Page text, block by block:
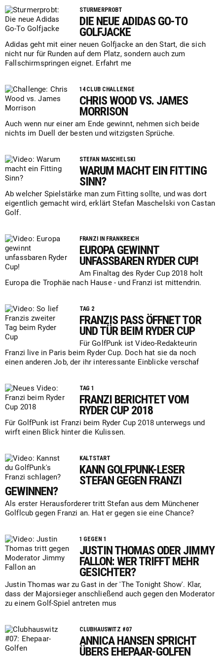
STURMERPROBT
DIE NEUE ADIDAS GO-TO
GOLFJACKE
Adidas geht mit einer neuen Golfjacke an den Start, die sich
nicht nur für Runden auf dem Platz, sondern auch zum
Fallschirmspringen eignet. Erfahrt me
14 CLUB CHALLENGE
CHRIS WOOD VS. JAMES
MORRISON
Auch wenn nur einer am Ende gewinnt, nehmen sich beide
nichts im Duell der besten und witzigsten Sprüche.
STEFAN MASCHELSKI
WARUM MACHT EIN FITTING
SINN?
Ab welcher Spielstärke man zum Fitting sollte, und was dort
eigentlich gemacht wird, erklärt Stefan Maschelski von Castan
Golf.
FRANZI IN FRANKREICH
EUROPA GEWINNT
UNFASSBAREN RYDER CUP!
Am Finaltag des Ryder Cup 2018 holt
Europa die Trophäe nach Hause - und Franzi ist mittendrin.
TAG 2
FRANZIS PASS ÖFFNET TOR
UND TÜR BEIM RYDER CUP
Für GolfPunk ist Video-Redakteurin
Franzi live in Paris beim Ryder Cup. Doch hat sie da noch
einen anderen Job, der ihr interessante Einblicke verschaf
TAG 1
FRANZI BERICHTET VOM
RYDER CUP 2018
Für GolfPunk ist Franzi beim Ryder Cup 2018 unterwegs und
wirft einen Blick hinter die Kulissen.
KALTSTART
KANN GOLFPUNK-LESER
STEFAN GEGEN FRANZI
GEWINNEN?
Als erster Herausforderer tritt Stefan aus dem Münchener
Golflcub gegen Franzi an. Hat er gegen sie eine Chance?
1 GEGEN 1
JUSTIN THOMAS ODER JIMMY
FALLON: WER TRIFFT MEHR
GESICHTER?
Justin Thomas war zu Gast in der 'The Tonight Show'. Klar,
dass der Majorsieger anschließend auch gegen den Moderator
zu einem Golf-Spiel antreten mus
CLUBHAUSWITZ #07
ANNICA HANSEN SPRICHT
ÜBERS EHEPAAR-GOLFEN